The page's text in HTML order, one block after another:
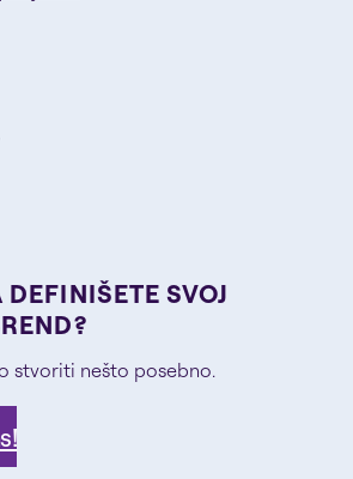
SVOJ
stvoriti nešto posebno.